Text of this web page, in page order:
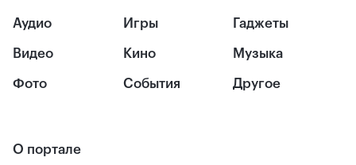
Аудио
Видео
Фото
Игры
Кино
События
Гаджеты
Музыка
Другое
О портале